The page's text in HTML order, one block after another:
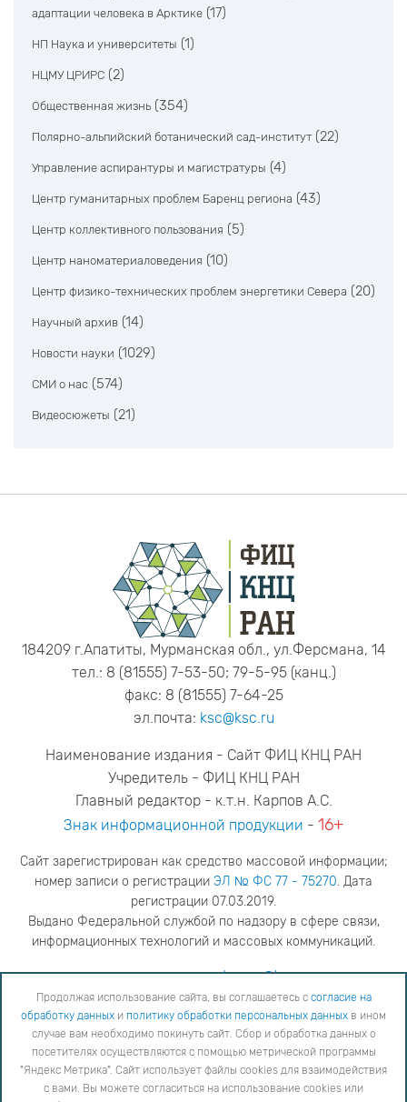
адаптации человека в Арктике (17)
НП Наука и университеты (1)
НЦМУ ЦРИРС (2)
Общественная жизнь (354)
Полярно-альпийский ботанический сад-институт (22)
Управление аспирантуры и магистратуры (4)
Центр гуманитарных проблем Баренц региона (43)
Центр коллективного пользования (5)
Центр наноматериаловедения (10)
Центр физико-технических проблем энергетики Севера (20)
Научный архив (14)
Новости науки (1029)
СМИ о нас (574)
Видеосюжеты (21)
184209 г.Апатиты, Мурманская обл., ул.Ферсмана, 14
тел.: 8 (81555) 7-53-50; 79-5-95 (канц.)
факс: 8 (81555) 7-64-25
эл.почта: ksc@ksc.ru
Наименование издания - Сайт ФИЦ КНЦ РАН
Учредитель - ФИЦ КНЦ РАН
Главный редактор - к.т.н. Карпов А.С.
Знак информационной продукции - 16+
Сайт зарегистрирован как средство массовой информации;
номер записи о регистрации ЭЛ № ФС 77 - 75270. Дата
регистрации 07.03.2019.
Выдано Федеральной службой по надзору в сфере связи,
информационных технологий и массовых коммуникаций.
адрес редакцииya.stogova@ksc.ru
телефон редакции81555-79-516
Продолжая использование сайта, вы соглашаетесь с согласие на обработку данных
обработки персональных данных
в ином случае вам необходимо покинуть сайт. Сбор и обработка
данных о посетителях осуществляются с помощью метрической программы "Яндекс Метрика".
Сайт использует файлы cookies для взаимодействия с вами. Вы можете согласиться на
использование cookies или заблокировать их использование, изменив настройки вашего интернет-
Продолжая использование сайта, вы соглашаетесь с согласие на
обработку данных и политику обработки персональных данных в ином
случае вам необходимо покинуть сайт. Сбор и обработка данных о
посетителях осуществляются с помощью метрической программы
"Яндекс Метрика". Сайт использует файлы cookies для взаимодействия
с вами. Вы можете согласиться на использование cookies или